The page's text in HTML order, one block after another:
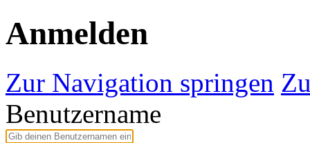
Anmelden
Zur Navigation springen
Benutzername